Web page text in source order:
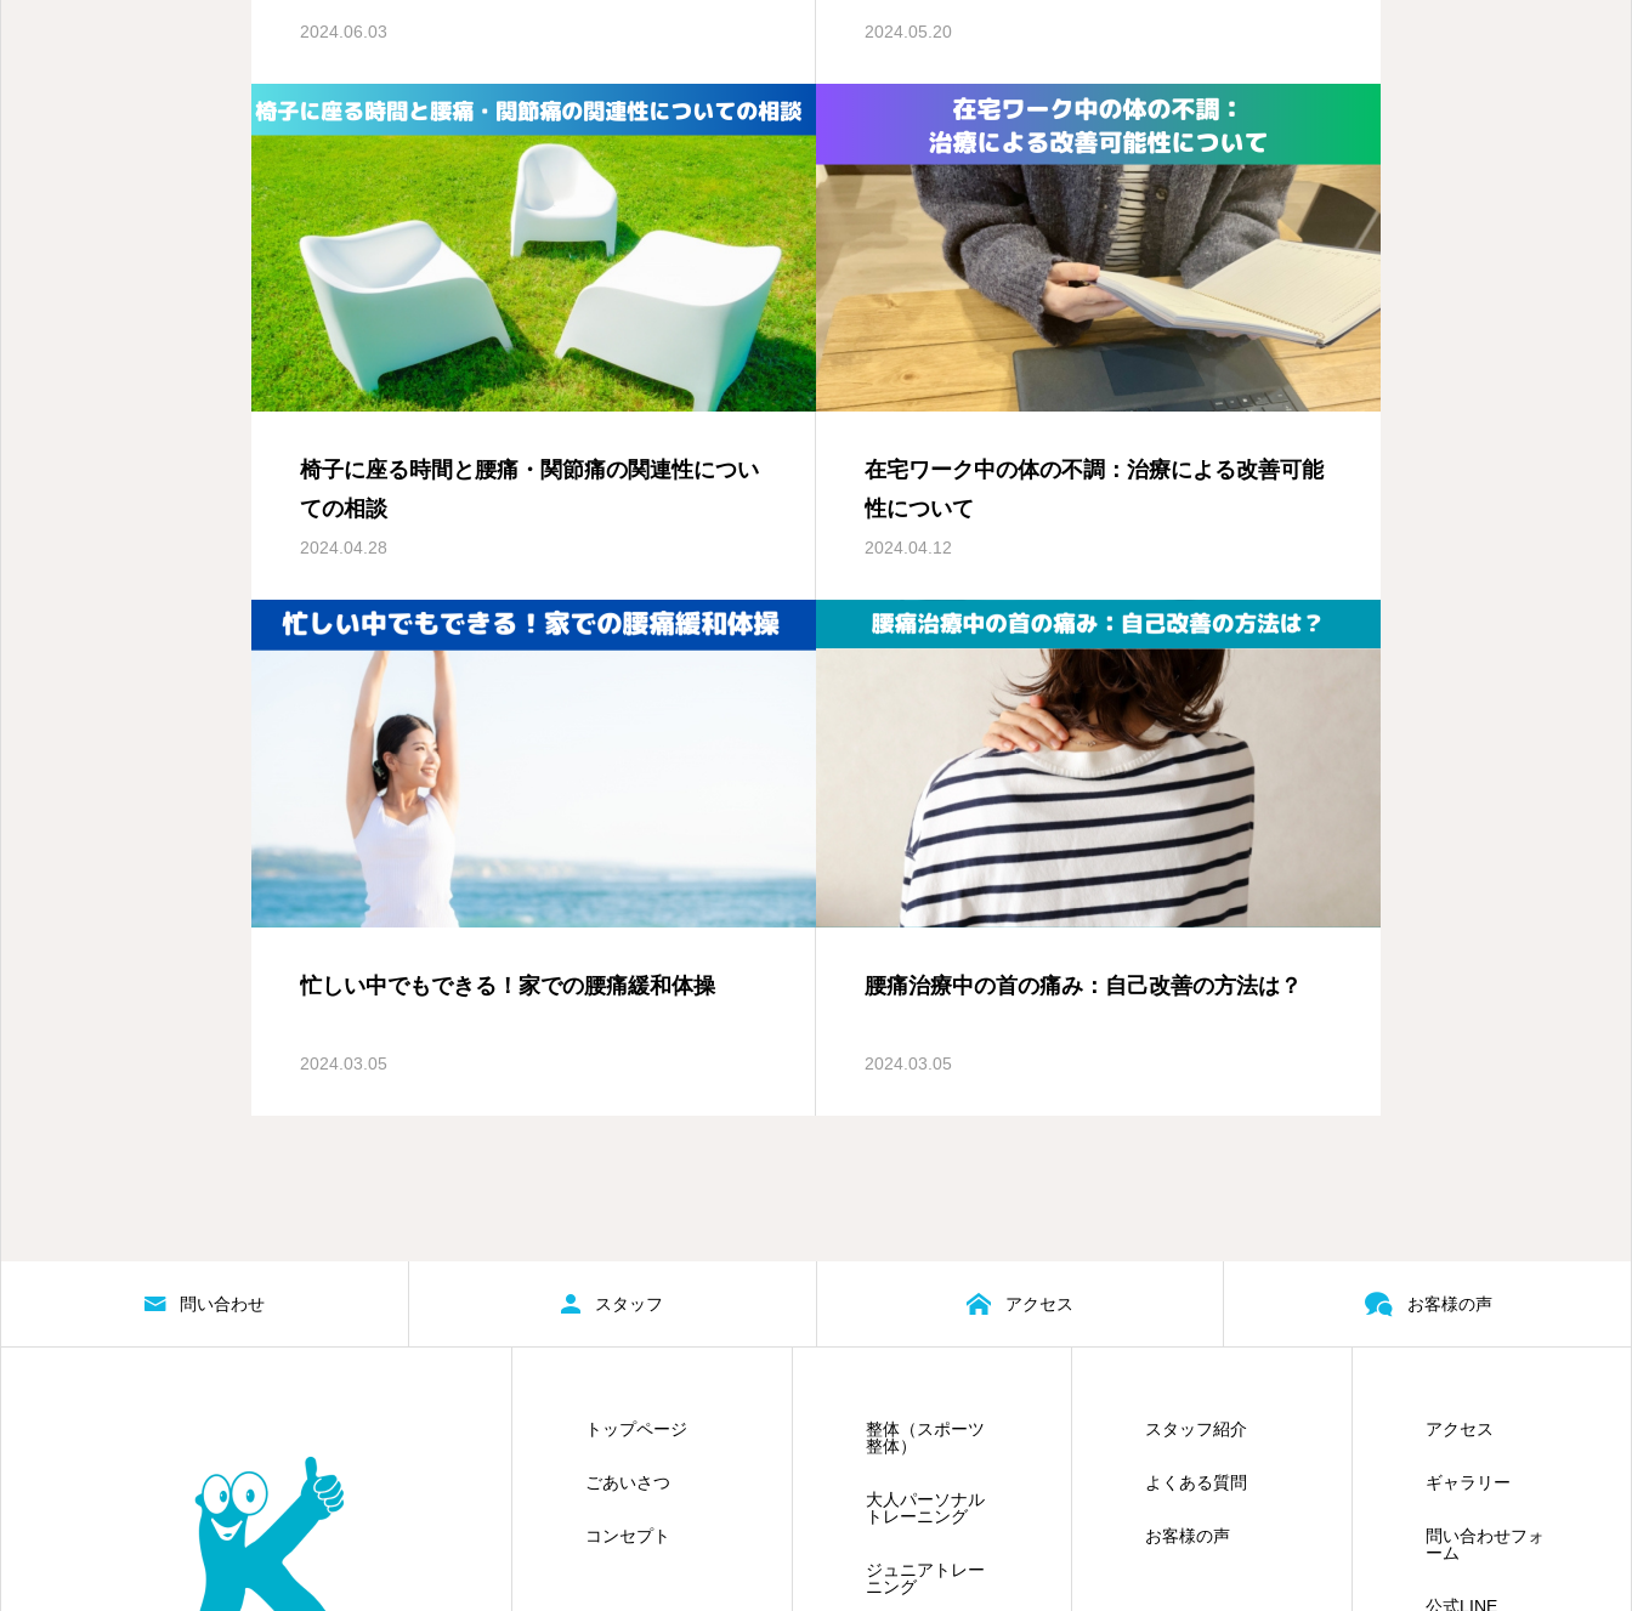
2024.06.03 2024.05.20
椅子に座る時間と腰痛・関節痛の関連性につい
ての相談
2024.04.28
在宅ワーク中の体の不調：治療による改善可能
性について
2024.04.12
忙しい中でもできる！家での腰痛緩和体操
2024.03.05
腰痛治療中の首の痛み：自己改善の方法は？
2024.03.05
問い合わせ スタッフ アクセス お客様の声
トップページ
ごあいさつ
コンセプト
整体（スポーツ
整体）
大人パーソナル
トレーニング
ジュニアトレー
ニング
スタッフ紹介
よくある質問
お客様の声
アクセス
ギャラリー
問い合わせフォ
ーム
公式LINE